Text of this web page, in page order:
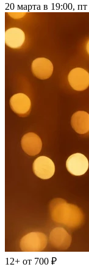
20 марта в 19:00, пт
12+ от 700 ₽